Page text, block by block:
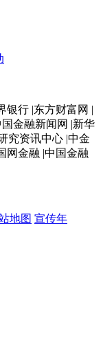
银行 |东方财富网 |
金融新闻网 |新华
究资讯中心 |中金
网金融 |中国金融
地图 宣传年